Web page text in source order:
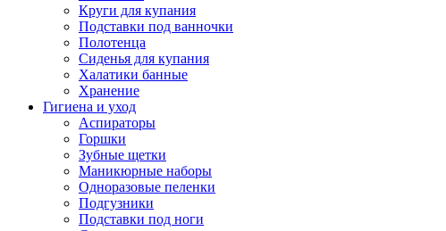
Круги для купания
Подставки под ванночки
Полотенца
Сиденья для купания
Халатики банные
Хранение
Гигиена и уход
Аспираторы
Горшки
Зубные щетки
Маникюрные наборы
Одноразовые пеленки
Подгузники
Подставки под ноги